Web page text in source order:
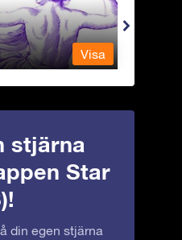
Visa
stjärna
Star
din egen stjärna